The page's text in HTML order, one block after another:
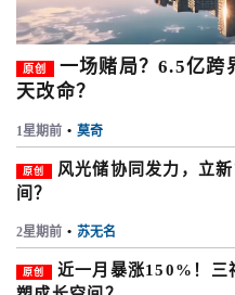
原创
一场赌局？6.5亿跨
天改命？
1星期前 • 莫奇
原创
风光储协同发力，立
间？
2星期前 • 苏无名
原创
近一月暴涨150%！三